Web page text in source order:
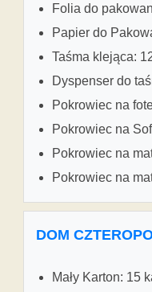
Folia do
Papier do
Taśma klejąca:
Dyspenser do
Pokrowiec na
Pokrowiec na
Pokrowiec na
Pokrowiec na
DOM
Mały Karton: 15